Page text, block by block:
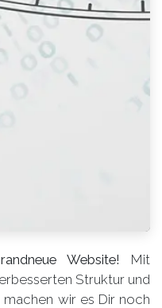
Website! Mit
Struktur und
machen wir es Dir noch